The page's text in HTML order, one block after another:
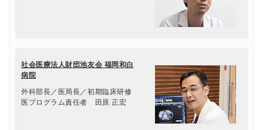
社会医療法人財団池友会 福岡和白
病院
外科部長／医局長／初期臨床研修
医プログラム責任者 田原 正宏